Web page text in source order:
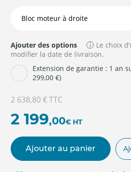
Ajouter des options
Le choix
modifier la date de livraison.
Extension de garantie : 1 an
299,00 €)
2 638,80 €TTC
2 199,00€ HT
Ajouter au panier